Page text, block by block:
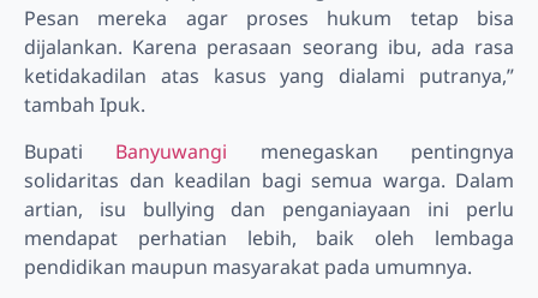
Pesan mereka agar proses hukum tetap bisa
dijalankan. Karena perasaan seorang ibu, ada rasa
ketidakadilan atas kasus yang dialami putranya,”
tambah Ipuk.
Bupati Banyuwangi menegaskan pentingnya
solidaritas dan keadilan bagi semua warga. Dalam
artian, isu bullying dan penganiayaan ini perlu
mendapat perhatian lebih, baik oleh lembaga
pendidikan maupun masyarakat pada umumnya.